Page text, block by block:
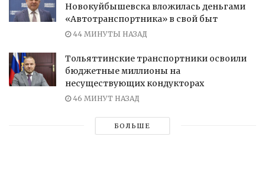
Новокуйбышевска вложилась деньгами
«Автотранспортника» в свой быт
44 МИНУТЫ НАЗАД
Тольяттинские транспортники освоили
бюджетные миллионы на
несуществующих кондукторах
46 МИНУТ НАЗАД
БОЛЬШЕ